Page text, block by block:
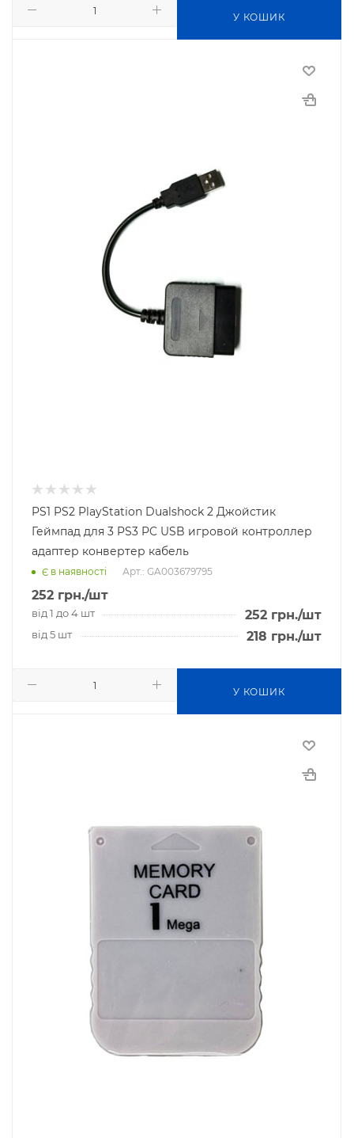
У КОШИК
PS1 PS2 PlayStation Dualshock 2 Джойстик
Геймпад для 3 PS3 PC USB игровой контроллер
адаптер конвертер кабель
Є в наявності Арт.: GA003679795
252 грн./шт
від 1 до 4 шт 252 грн./шт
від 5 шт 218 грн./шт
У КОШИК